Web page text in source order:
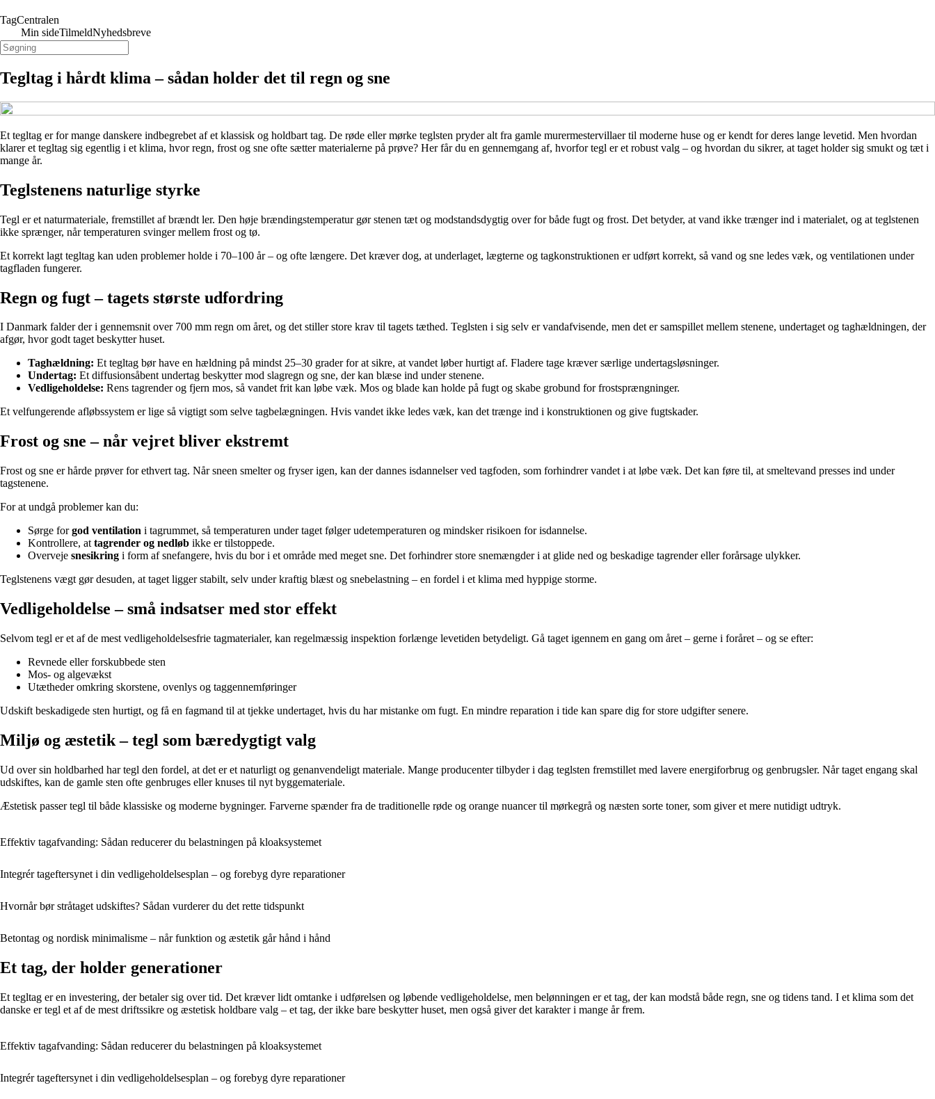
TagCentralen
Min sideTilmeldNyhedsbreve
Tegltag i hårdt klima – sådan holder det til regn og sne
Et tegltag er for mange danskere indbegrebet af et klassisk og holdbart tag. De røde eller mørke teglsten pryder alt fra gamle murermestervillaer til moderne huse og er kendt for deres lange levetid. Men hvordan
klarer et tegltag sig egentlig i et klima, hvor regn, frost og sne ofte sætter materialerne på prøve? Her får du en gennemgang af, hvorfor tegl er et robust valg – og hvordan du sikrer, at taget holder sig smukt og tæt i
mange år.
Teglstenens naturlige styrke
Tegl er et naturmateriale, fremstillet af brændt ler. Den høje brændingstemperatur gør stenen tæt og modstandsdygtig over for både fugt og frost. Det betyder, at vand ikke trænger ind i materialet, og at teglstenen
ikke sprænger, når temperaturen svinger mellem frost og tø.
Et korrekt lagt tegltag kan uden problemer holde i 70–100 år – og ofte længere. Det kræver dog, at underlaget, lægterne og tagkonstruktionen er udført korrekt, så vand og sne ledes væk, og ventilationen under
tagfladen fungerer.
Regn og fugt – tagets største udfordring
I Danmark falder der i gennemsnit over 700 mm regn om året, og det stiller store krav til tagets tæthed. Teglsten i sig selv er vandafvisende, men det er samspillet mellem stenene, undertaget og taghældningen, der
afgør, hvor godt taget beskytter huset.
Taghældning: Et tegltag bør have en hældning på mindst 25–30 grader for at sikre, at vandet løber hurtigt af. Fladere tage kræver særlige undertagsløsninger.
Undertag: Et diffusionsåbent undertag beskytter mod slagregn og sne, der kan blæse ind under stenene.
Vedligeholdelse: Rens tagrender og fjern mos, så vandet frit kan løbe væk. Mos og blade kan holde på fugt og skabe grobund for frostsprængninger.
Et velfungerende afløbssystem er lige så vigtigt som selve tagbelægningen. Hvis vandet ikke ledes væk, kan det trænge ind i konstruktionen og give fugtskader.
Frost og sne – når vejret bliver ekstremt
Frost og sne er hårde prøver for ethvert tag. Når sneen smelter og fryser igen, kan der dannes isdannelser ved tagfoden, som forhindrer vandet i at løbe væk. Det kan føre til, at smeltevand presses ind under
tagstenene.
For at undgå problemer kan du:
Sørge forgod ventilation i tagrummet, så temperaturen under taget følger udetemperaturen og mindsker risikoen for isdannelse.
Kontrollere, at tagrender og nedløb ikke er tilstoppede.
Overveje snesikring i form af snefangere, hvis du bor i et område med meget sne. Det forhindrer store snemængder i at glide ned og beskadige tagrender eller forårsage ulykker.
Teglstenens vægt gør desuden, at taget ligger stabilt, selv under kraftig blæst og snebelastning – en fordel i et klima med hyppige storme.
Vedligeholdelse – små indsatser med stor effekt
Selvom tegl er et af de mest vedligeholdelsesfrie tagmaterialer, kan regelmæssig inspektion forlænge levetiden betydeligt. Gå taget igennem en gang om året – gerne i foråret – og se efter:
Revnede eller forskubbede sten
Mos- og algevækst
Utætheder omkring skorstene, ovenlys og taggennemføringer
Udskift beskadigede sten hurtigt, og få en fagmand til at tjekke undertaget, hvis du har mistanke om fugt. En mindre reparation i tide kan spare dig for store udgifter senere.
Miljø og æstetik – tegl som bæredygtigt valg
Ud over sin holdbarhed har tegl den fordel, at det er et naturligt og genanvendeligt materiale. Mange producenter tilbyder i dag teglsten fremstillet med lavere energiforbrug og genbrugsler. Når taget engang skal
udskiftes, kan de gamle sten ofte genbruges eller knuses til nyt byggemateriale.
Æstetisk passer tegl til både klassiske og moderne bygninger. Farverne spænder fra de traditionelle røde og orange nuancer til mørkegrå og næsten sorte toner, som giver et mere nutidigt udtryk.
Effektiv tagafvanding: Sådan reducerer du belastningen på kloaksystemet
Integrér tageftersynet i din vedligeholdelsesplan – og forebyg dyre reparationer
Hvornår bør stråtaget udskiftes? Sådan vurderer du det rette tidspunkt
Betontag og nordisk minimalisme – når funktion og æstetik går hånd i hånd
Et tag, der holder generationer
Et tegltag er en investering, der betaler sig over tid. Det kræver lidt omtanke i udførelsen og løbende vedligeholdelse, men belønningen er et tag, der kan modstå både regn, sne og tidens tand. I et klima som det
danske er tegl et af de mest driftssikre og æstetisk holdbare valg – et tag, der ikke bare beskytter huset, men også giver det karakter i mange år frem.
Effektiv tagafvanding: Sådan reducerer du belastningen på kloaksystemet
Integrér tageftersynet i din vedligeholdelsesplan – og forebyg dyre reparationer